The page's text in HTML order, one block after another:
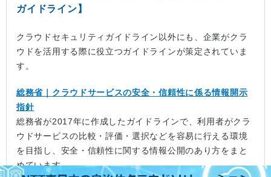
ガイドライン】
クラウドセキュリティガイドライン以外にも、企業がクラ
ウドを活用する際に役立つガイドラインが策定されていま
す。
総務省｜クラウドサービスの安全・信頼性に係る情報開示
指針
総務省が2017年に作成したガイドラインで、利用者がクラ
ウドサービスの比較・評価・選択などを容易に行える環境
を目指し、安全・信頼性に関する情報公開のあり方をまと
めています。